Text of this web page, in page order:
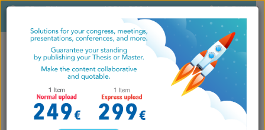
ES|EN|
ISSN 2604-
7071
LOGIN